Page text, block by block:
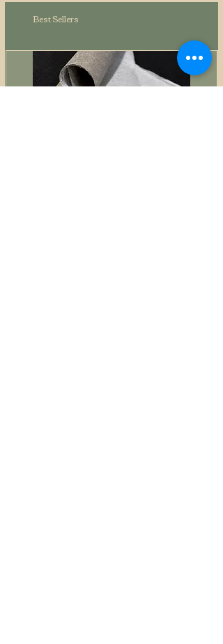
Best Sellers